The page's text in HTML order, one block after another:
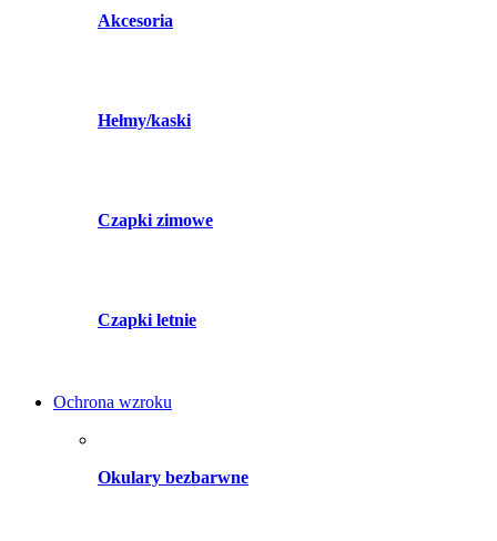
Akcesoria
Hełmy/kaski
Czapki zimowe
Czapki letnie
Ochrona wzroku
Okulary bezbarwne